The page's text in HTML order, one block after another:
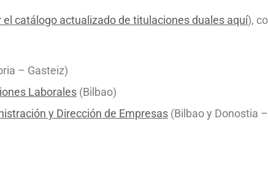
el catálogo actualizado de titulaciones duales aquí),
– Gasteiz)
Laborales (Bilbao)
y Dirección de Empresas (Bilbao y Donostia